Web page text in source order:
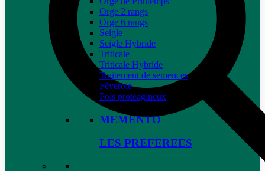
Orge 2 rangs
Orge 6 rangs
Seigle
Seigle Hybride
Triticale
Triticale Hybride
Traitement de semences
Féverole
Pois protéagineux
MEMENTO
LES PREFEREES